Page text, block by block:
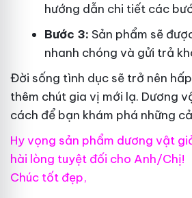
hướng dẫn chi tiết các
Bước 3: Sản phẩm sẽ
nhanh chóng và gửi trả
Đời sống tình dục sẽ trở nên
thêm chút gia vị mới lạ. Dương
cách để bạn khám phá những
Hy vọng sản phẩm dương vật
hài lòng tuyệt đối cho Anh/Chị!
Chúc tốt đẹp,